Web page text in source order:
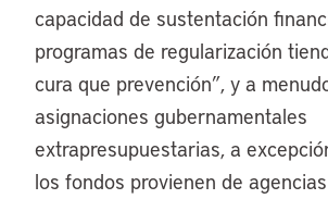
capacidad de sustentación
programas de regularización
cura que prevención”, y a
asignaciones gubernamentales
extrapresupuestarias, a
los fondos provienen de agencias